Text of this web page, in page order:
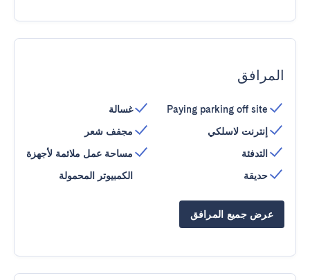
المرافق
Paying parking off site
إنترنت لاسلكي
التدفئة
حديقة
غسالة
مجفف شعر
مساحة عمل ملائمة لأجهزة
الكمبيوتر المحمولة
عرض جميع المرافق